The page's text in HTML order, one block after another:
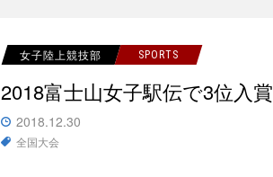
女子陸上競技部 SPORTS
2018富士山女子駅伝で3位入賞
2018.12.30
全国大会